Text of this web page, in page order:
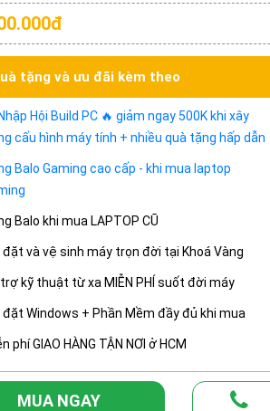
tặng và ưu đãi kèm theo
Hội Build PC 🔥 giảm ngay 500K khi xây
cấu hình máy tính + nhiều quà tặng hấp dẫn
Balo Gaming cao cấp - khi mua laptop
Balo khi mua LAPTOP CŨ
đặt và vệ sinh máy trọn đời tại Khoá Vàng
trợ kỹ thuật từ xa MIỄN PHÍ suốt đời máy
đặt Windows + Phần Mềm đầy đủ khi mua
phí GIAO HÀNG TẬN NƠI ở HCM
MUA NGAY